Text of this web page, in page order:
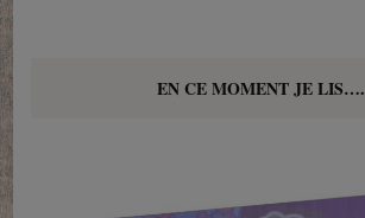
EN CE MOMENT JE LIS….